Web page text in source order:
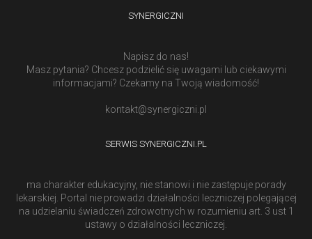
SYNERGICZNI
Napisz do nas!
Masz pytania? Chcesz podzielić się uwagami lub ciekawymi
informacjami? Czekamy na Twoją wiadomość!
kontakt@synergiczni.pl
SERWIS SYNERGICZNI.PL
ma charakter edukacyjny, nie stanowi i nie zastępuje porady
lekarskiej. Portal nie prowadzi działalności leczniczej polegającej
na udzielaniu świadczeń zdrowotnych w rozumieniu art. 3 ust 1
ustawy o działalności leczniczej.